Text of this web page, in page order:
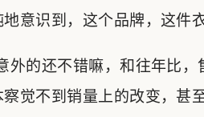
意识到，这个品牌，这件
外的还不错嘛，和往年比
察觉不到销量上的改变，